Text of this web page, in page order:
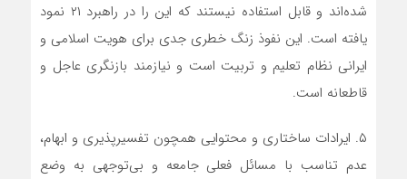
شده‌اند و قابل استفاده نیستند که این را در راهبرد ۲۱ نمود
یافته است. این نفوذ زنگ خطری جدی برای هویت اسلامی و
ایرانی نظام تعلیم و تربیت است و نیازمند بازنگری عاجل و
قاطعانه است.
۵. ایرادات ساختاری و محتوایی همچون تفسیرپذیری و ابهام،
عدم تناسب با مسائل فعلی جامعه و بی‌توجهی به وضع